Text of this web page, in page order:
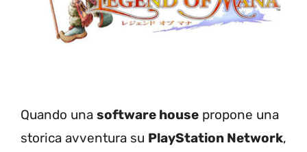
Quando una software house propone una
storica avventura su PlayStation Network,